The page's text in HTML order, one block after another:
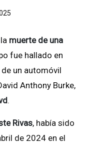
la muerte de una
fue hallado en
un automóvil
Anthony Burke,
.
Rivas, había sido
de 2024 en el